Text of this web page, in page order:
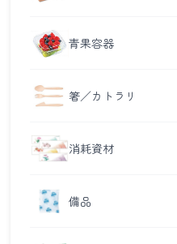
青果容器
箸／カトラリ
消耗資材
備品